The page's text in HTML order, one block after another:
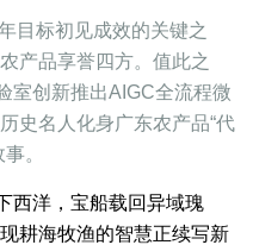
目标初见成效的关键之
产品享誉四方。值此之
室创新推出AIGC全流程微
史名人化身广东农产品“代
。
西洋，宝船载回异域瑰
耕海牧渔的智慧正续写新